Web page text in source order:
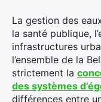
La gestion des
la santé publique,
infrastructures
l’ensemble de la
strictement la
des systèmes
différences entre